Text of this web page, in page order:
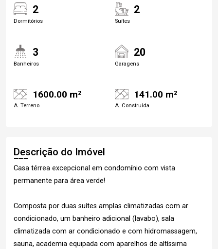
2
Dormitórios
2
Suítes
3
Banheiros
20
Garagens
1600.00 m²
A. Terreno
141.00 m²
A. Construída
Descrição do Imóvel
Casa térrea excepcional em condomínio com vista
permanente para área verde!
Composta por duas suítes amplas climatizadas com ar
condicionado, um banheiro adicional (lavabo), sala
climatizada com ar condicionado e com hidromassagem,
sauna, academia equipada com aparelhos de altíssima